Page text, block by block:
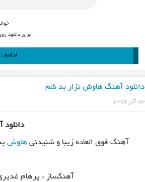
برای دانلود
ادامه
دانلود آهنگ هاوش نزار بد شم
۰۳ آذر ۱۳۹۹
آهنگ فوق العاده زیبا و شنیدنی هاوش
آهنگساز : پرهام